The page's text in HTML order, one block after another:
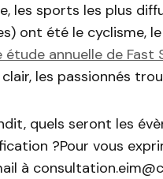
les sports les plus
ont été le cyclisme,
étude annuelle de Fast
les passionnés
quels seront les
?Pour vous
à